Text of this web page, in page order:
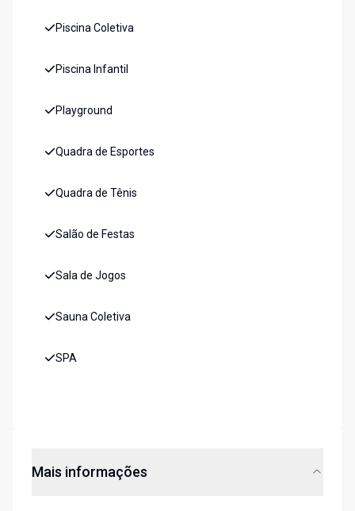
Piscina Coletiva
Piscina Infantil
Playground
Quadra de Esportes
Quadra de Tênis
Salão de Festas
Sala de Jogos
Sauna Coletiva
SPA
Mais informações